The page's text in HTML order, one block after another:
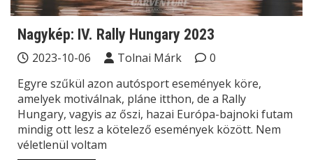
Nagykép: IV. Rally Hungary 2023
2023-10-06 Tolnai Márk
0
Egyre szűkül azon autósport események köre,
amelyek motiválnak, pláne itthon, de a Rally
Hungary, vagyis az őszi, hazai Európa-bajnoki futam
mindig ott lesz a kötelező események között. Nem
véletlenül voltam